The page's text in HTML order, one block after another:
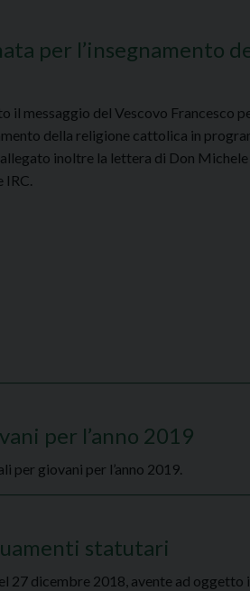
per l’insegnamento
il messaggio del Vescovo Francesco
della religione cattolica in
inoltre la lettera di Don Michele
IRC.
per l’anno 2019
per giovani per l’anno 2019.
statutari
27 dicembre 2018, avente ad oggetto